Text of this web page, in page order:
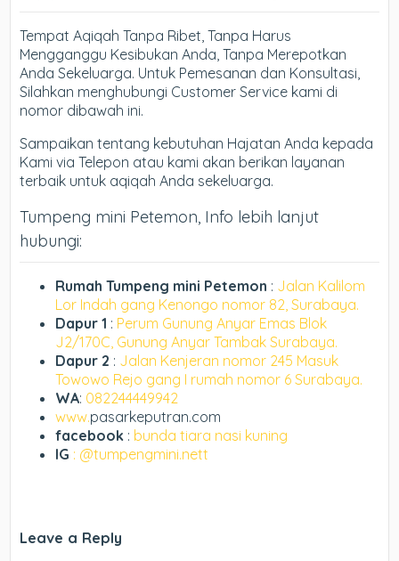
Tempat Aqiqah Tanpa Ribet, Tanpa Harus
Mengganggu Kesibukan Anda, Tanpa Merepotkan
Anda Sekeluarga. Untuk Pemesanan dan Konsultasi,
Silahkan menghubungi Customer Service kami di
nomor dibawah ini.
Sampaikan tentang kebutuhan Hajatan Anda kepada
Kami via Telepon atau kami akan berikan layanan
terbaik untuk aqiqah Anda sekeluarga.
Tumpeng mini Petemon, Info lebih lanjut
hubungi:
Rumah Tumpeng mini Petemon : Jalan Kalilom
Lor Indah gang Kenongo nomor 82, Surabaya.
Dapur 1 : Perum Gunung Anyar Emas Blok
J2/170C, Gunung Anyar Tambak Surabaya.
Dapur 2 : Jalan Kenjeran nomor 245 Masuk
Towowo Rejo gang I rumah nomor 6 Surabaya.
WA: 082244449942
www.pasarkeputran.com
facebook : bunda tiara nasi kuning
IG : @tumpengmini.nett
Leave a Reply